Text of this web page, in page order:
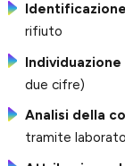
rifiuto
due cifre)
Analisi della
tramite